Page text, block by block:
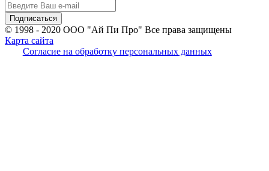
© 1998 - 2020 ООО "Ай Пи Про" Все права защищены
Карта сайта
Согласие на обработку персональных данных